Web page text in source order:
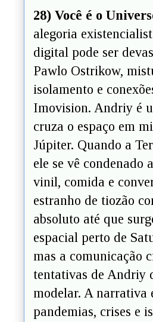
28) Você é o
alegoria
digital pode ser
Pawlo Ostrikow,
isolamento e
Imovision. Andriy é
cruza o espaço em
Júpiter. Quando a
ele se vê condenado
vinil, comida e
estranho de tiozão
absoluto até que
espacial perto de
mas a comunicação
tentativas de Andriy
modelar. A narrativa
pandemias, crises e